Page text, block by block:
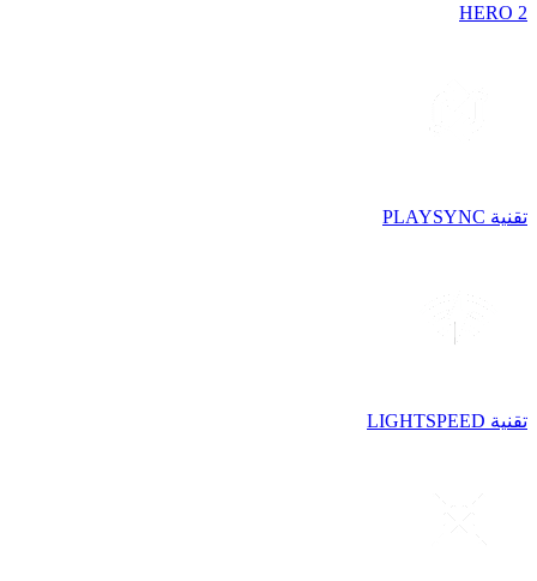
HERO 2
تقنية PLAYSYNC
تقنية LIGHTSPEED